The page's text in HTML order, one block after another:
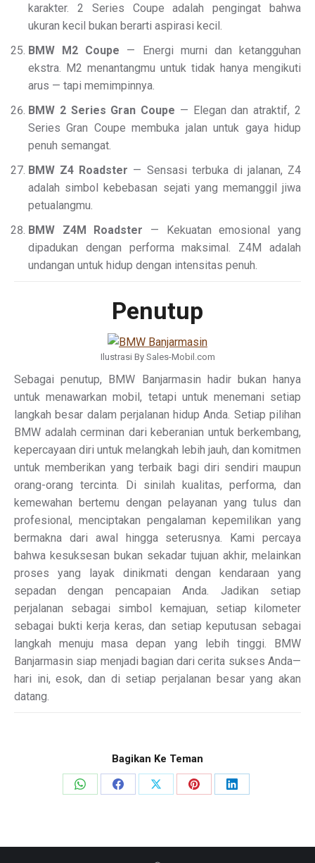
karakter. 2 Series Coupe adalah pengingat bahwa
ukuran kecil bukan berarti aspirasi kecil.
BMW M2 Coupe — Energi murni dan ketangguhan
ekstra. M2 menantangmu untuk tidak hanya mengikuti
arus — tapi memimpinnya.
BMW 2 Series Gran Coupe — Elegan dan atraktif, 2
Series Gran Coupe membuka jalan untuk gaya hidup
penuh semangat.
BMW Z4 Roadster — Sensasi terbuka di jalanan, Z4
adalah simbol kebebasan sejati yang memanggil jiwa
petualangmu.
BMW Z4M Roadster — Kekuatan emosional yang
dipadukan dengan performa maksimal. Z4M adalah
undangan untuk hidup dengan intensitas penuh.
Penutup
Ilustrasi By Sales-Mobil.com
Sebagai penutup, BMW Banjarmasin hadir bukan hanya
untuk menawarkan mobil, tetapi untuk menemani setiap
langkah besar dalam perjalanan hidup Anda. Setiap pilihan
BMW adalah cerminan dari keberanian untuk berkembang,
kepercayaan diri untuk melangkah lebih jauh, dan komitmen
untuk memberikan yang terbaik bagi diri sendiri maupun
orang-orang tercinta. Di sinilah kualitas, performa, dan
kemewahan bertemu dengan pelayanan yang tulus dan
profesional, menciptakan pengalaman kepemilikan yang
bermakna dari awal hingga seterusnya. Kami percaya
bahwa kesuksesan bukan sekadar tujuan akhir, melainkan
proses yang layak dinikmati dengan kendaraan yang
sepadan dengan pencapaian Anda. Jadikan setiap
perjalanan sebagai simbol kemajuan, setiap kilometer
sebagai bukti kerja keras, dan setiap keputusan sebagai
langkah menuju masa depan yang lebih tinggi. BMW
Banjarmasin siap menjadi bagian dari cerita sukses Anda—
hari ini, esok, dan di setiap perjalanan besar yang akan
datang.
Bagikan Ke Teman
Share
Share
Share
Share
Share